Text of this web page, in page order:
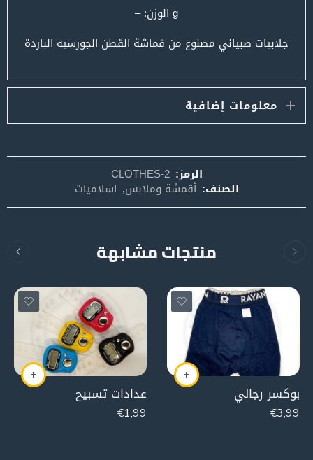
g الوزن: –
جلابيات صبياني مصنوع من قماشة القطن الجورسيه الباردة
معلومات إضافية
الرمز: CLOTHES-2
الصنف: أقمشة وملابس, اسلاميات
منتجات مشابهة
بوكسر رجالي
€3,99
عدادات تسبيح
€1,99